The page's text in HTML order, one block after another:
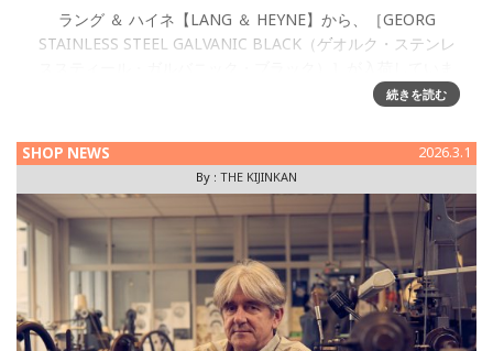
ラング ＆ ハイネ【LANG ＆ HEYNE】から、［GEORG
STAINLESS STEEL GALVANIC BLACK（ゲオルク・ステンレ
続きを読む
SHOP NEWS 2026.3.1
By : THE KIJINKAN